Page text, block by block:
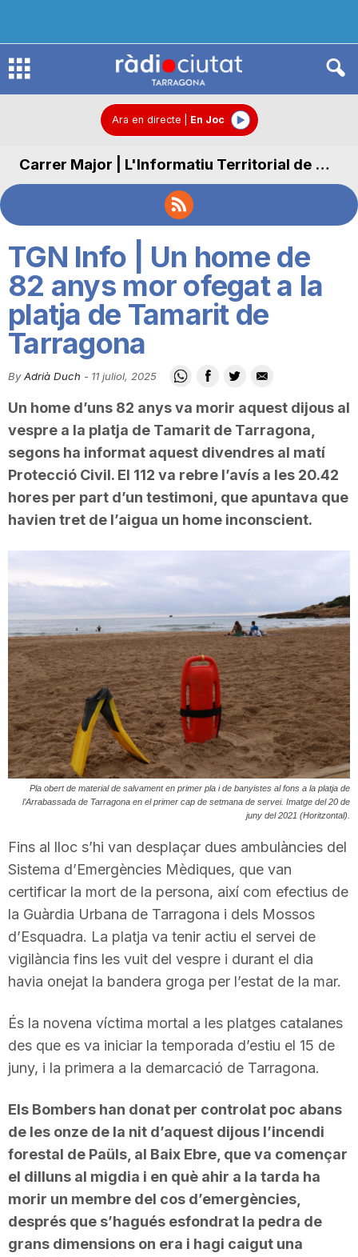
R
d
o
C
i
u
t
a
t
d
e
T
a
r
a
g
o
Ara en directe En Joc
Carrer Major | L'Informatiu Territorial de Carrer Major
TGN Info | Un home de
82 anys mor ofegat a la
platja de Tamarit de
Tarragona
By Adrià Duch - 11 juliol, 2025
Un home d’uns 82 anys va morir aquest dijous al
vespre a la platja de Tamarit de Tarragona,
segons ha informat aquest divendres al matí
Protecció Civil. El 112 va rebre l’avís a les 20.42
hores per part d’un testimoni, que apuntava que
havien tret de l’aigua un home inconscient.
Pla obert de material de salvament en primer pla i de banyistes al fons a la platja de
l’Arrabassada de Tarragona en el primer cap de setmana de servei. Imatge del 20 de
juny del 2021 (Horitzontal).
Fins al lloc s’hi van desplaçar dues ambulàncies del
Sistema d’Emergències Mèdiques, que van
certificar la mort de la persona, així com efectius de
la Guàrdia Urbana de Tarragona i dels Mossos
d’Esquadra. La platja va tenir actiu el servei de
vigilància fins les vuit del vespre i durant el dia
havia onejat la bandera groga per l’estat de la mar.
És la novena víctima mortal a les platges catalanes
des que es va iniciar la temporada d’estiu el 15 de
juny, i la primera a la demarcació de Tarragona.
Els Bombers han donat per controlat poc abans
de les onze de la nit d’aquest dijous l’incendi
forestal de Paüls, al Baix Ebre, que va començar
el dilluns al migdia i en què ahir a la tarda ha
morir un membre del cos d’emergències,
després que s’hagués esfondrat la pedra de
grans dimensions on era i hagi caigut una